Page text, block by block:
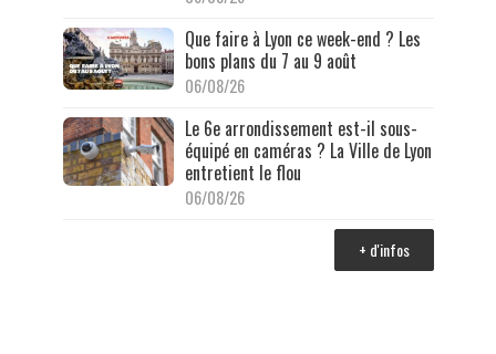
Que faire à Lyon ce week-end ? Les
bons plans du 7 au 9 août
06/08/26
Le 6e arrondissement est-il sous-
équipé en caméras ? La Ville de Lyon
entretient le flou
06/08/26
+ d'infos